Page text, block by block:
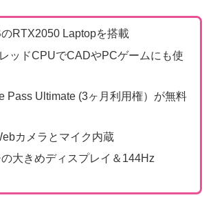
RTX2050 Laptopを搭載
ッドCPUでCADやPCゲームにも使
Pass Ultimate (3ヶ月利用権）が無料
カメラとマイク内蔵
大きめディスプレイ＆144Hz